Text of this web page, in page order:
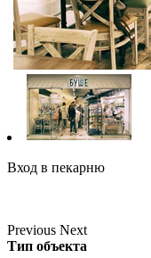
Вход в пекарню
Previous Next
Тип объекта